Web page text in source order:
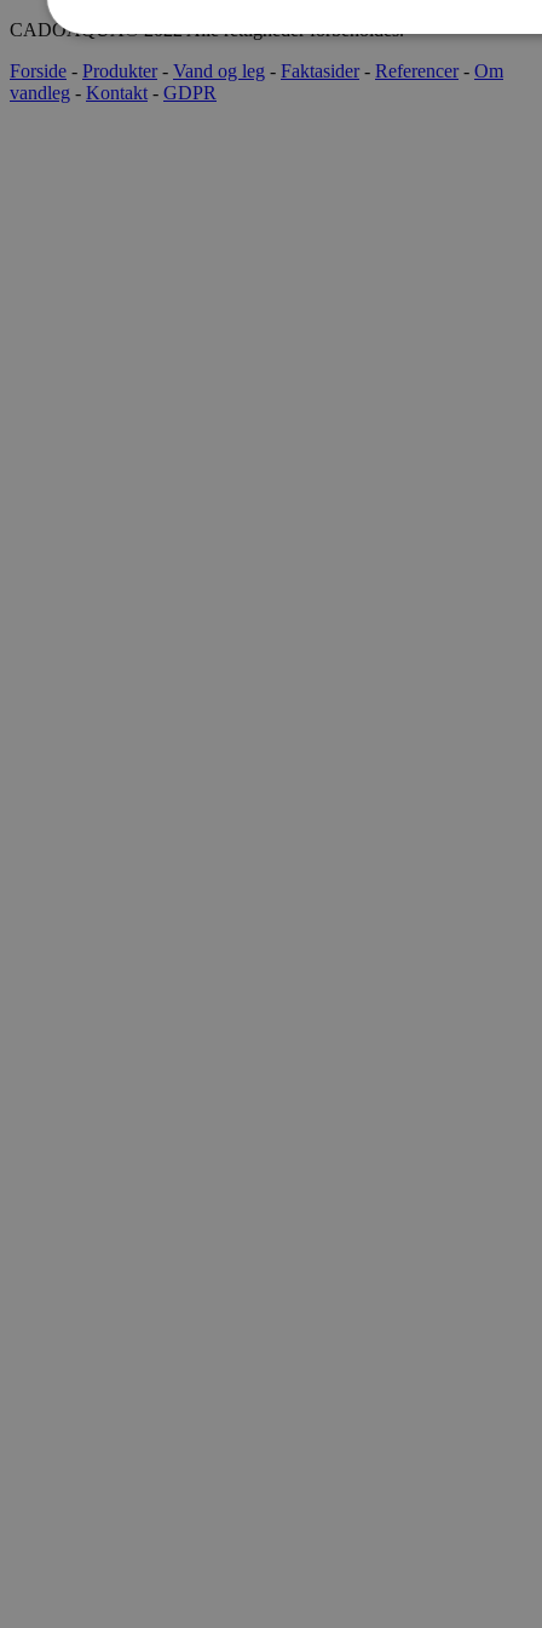
CADOAQUA® 2022 Alle rettigheder forbeholdes.
Forside - Produkter- Vand og leg - Faktasider- Referencer- Om
vandleg - Kontakt - GDPR